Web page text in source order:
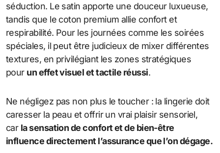
séduction. Le satin apporte une douceur luxueuse,
tandis que le coton premium allie confort et
respirabilité. Pour les journées comme les soirées
spéciales, il peut être judicieux de mixer différentes
textures, en privilégiant les zones stratégiques
pour un effet visuel et tactile réussi.
Ne négligez pas non plus le toucher : la lingerie doit
caresser la peau et offrir un vrai plaisir sensoriel,
car la sensation de confort et de bien-être
influence directement l’assurance que l’on dégage.